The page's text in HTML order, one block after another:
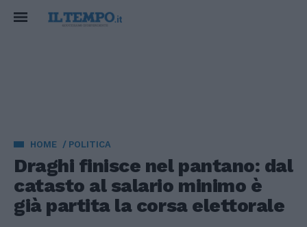
HOME POLITICA
Draghi finisce nel pantano: dal
catasto al salario minimo è
già partita la corsa elettorale